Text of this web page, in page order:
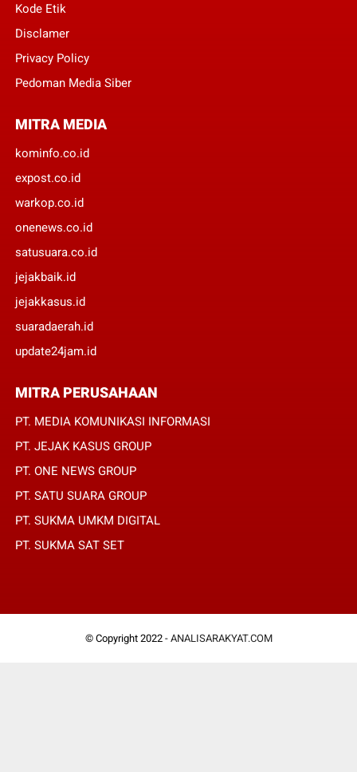
Kode Etik
Disclamer
Privacy Policy
Pedoman Media Siber
MITRA MEDIA
kominfo.co.id
expost.co.id
warkop.co.id
onenews.co.id
satusuara.co.id
jejakbaik.id
jejakkasus.id
suaradaerah.id
update24jam.id
MITRA PERUSAHAAN
PT. MEDIA KOMUNIKASI INFORMASI
PT. JEJAK KASUS GROUP
PT. ONE NEWS GROUP
PT. SATU SUARA GROUP
PT. SUKMA UMKM DIGITAL
PT. SUKMA SAT SET
© Copyright 2022 - ANALISARAKYAT.COM